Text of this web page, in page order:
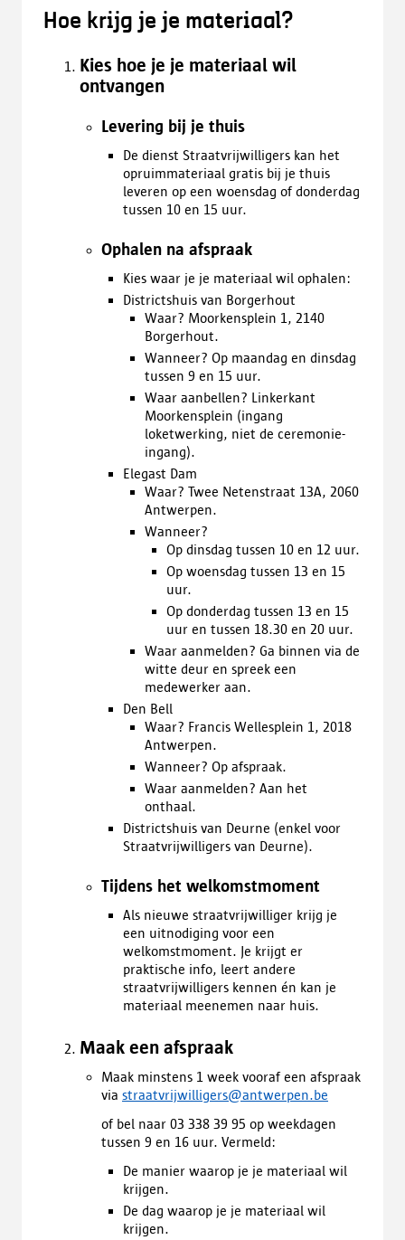
Hoe krijg je je materiaal?
Kies hoe je je materiaal wil
ontvangen
Levering bij je thuis
De dienst Straatvrijwilligers kan het
opruimmateriaal gratis bij je thuis
leveren op een woensdag of donderdag
tussen 10 en 15 uur.
Ophalen na afspraak
Kies waar je je materiaal wil ophalen:
Districtshuis van Borgerhout
Waar? Moorkensplein 1, 2140
Borgerhout.
Wanneer? Op maandag en dinsdag
tussen 9 en 15 uur.
Waar aanbellen? Linkerkant
Moorkensplein (ingang
loketwerking, niet de ceremonie-
ingang).
Elegast Dam
Waar? Twee Netenstraat 13A, 2060
Antwerpen.
Wanneer?
Op dinsdag tussen 10 en 12 uur.
Op woensdag tussen 13 en 15
uur.
Op donderdag tussen 13 en 15
uur en tussen 18.30 en 20 uur.
Waar aanmelden? Ga binnen via de
witte deur en spreek een
medewerker aan.
Den Bell
Waar? Francis Wellesplein 1, 2018
Antwerpen.
Wanneer? Op afspraak.
Waar aanmelden? Aan het
onthaal.
Districtshuis van Deurne (enkel voor
Straatvrijwilligers van Deurne).
Tijdens het welkomstmoment
Als nieuwe straatvrijwilliger krijg je
een uitnodiging voor een
welkomstmoment. Je krijgt er
praktische info, leert andere
straatvrijwilligers kennen én kan je
materiaal meenemen naar huis.
Maak een afspraak
Maak minstens 1 week vooraf een afspraak
via straatvrijwilligers@antwerpen.be
of bel naar 03 338 39 95 op weekdagen
tussen 9 en 16 uur. Vermeld:
De manier waarop je je materiaal wil
krijgen.
De dag waarop je je materiaal wil
krijgen.